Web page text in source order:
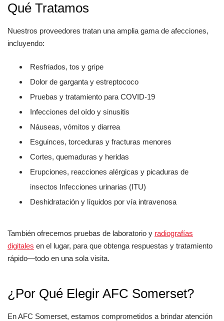
Qué Tratamos
Nuestros proveedores tratan una amplia gama de afecciones,
incluyendo:
Resfriados, tos y gripe
Dolor de garganta y estreptococo
Pruebas y tratamiento para COVID-19
Infecciones del oído y sinusitis
Náuseas, vómitos y diarrea
Esguinces, torceduras y fracturas menores
Cortes, quemaduras y heridas
Erupciones, reacciones alérgicas y picaduras de
insectos Infecciones urinarias (ITU)
Deshidratación y líquidos por vía intravenosa
También ofrecemos pruebas de laboratorio y radiografías
digitales en el lugar, para que obtenga respuestas y tratamiento
rápido—todo en una sola visita.
¿Por Qué Elegir AFC Somerset?
En AFC Somerset, estamos comprometidos a brindar atención